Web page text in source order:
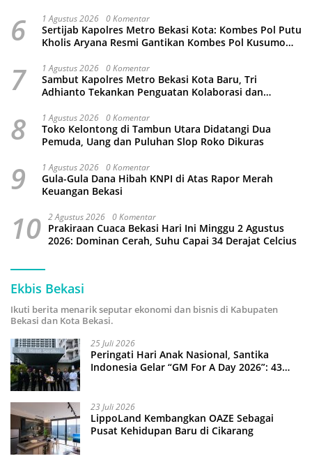
6 1 Agustus 2026 0 Komentar
Sertijab Kapolres Metro Bekasi Kota: Kombes Pol Putu
Kholis Aryana Resmi Gantikan Kombes Pol Kusumo
7 1 Agustus 2026 0 Komentar
Sambut Kapolres Metro Bekasi Kota Baru, Tri
Adhianto Tekankan Penguatan Kolaborasi dan
8 1 Agustus 2026 0 Komentar
Toko Kelontong di Tambun Utara Didatangi Dua
Pemuda, Uang dan Puluhan Slop Roko Dikuras
9 1 Agustus 2026 0 Komentar
Gula-Gula Dana Hibah KNPI di Atas Rapor Merah
Keuangan Bekasi
10 2 Agustus 2026 0 Komentar
Prakiraan Cuaca Bekasi Hari Ini Minggu 2 Agustus
2026: Dominan Cerah, Suhu Capai 34 Derajat Celcius
Ekbis Bekasi
Ikuti berita menarik seputar ekonomi dan bisnis di Kabupaten
Bekasi dan Kota Bekasi.
25 Juli 2026
Peringati Hari Anak Nasional, Santika
Indonesia Gelar “GM For A Day 2026”: 43
23 Juli 2026
LippoLand Kembangkan OAZE Sebagai
Pusat Kehidupan Baru di Cikarang